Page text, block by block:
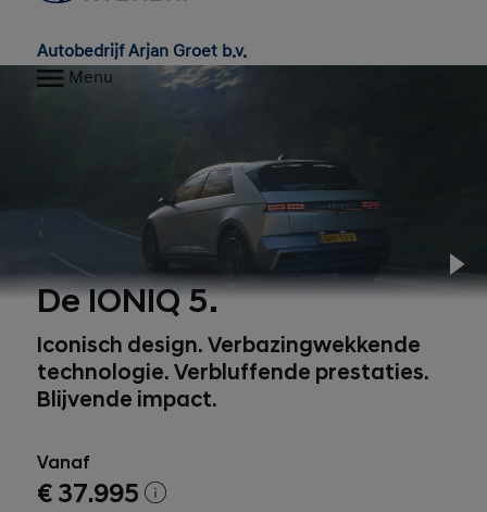
Autobedrijf Arjan Groet b.v.
Menu
De IONIQ 5.
Iconisch design. Verbazingwekkende
technologie. Verbluffende prestaties.
Blijvende impact.
Vanaf
€ 37.995